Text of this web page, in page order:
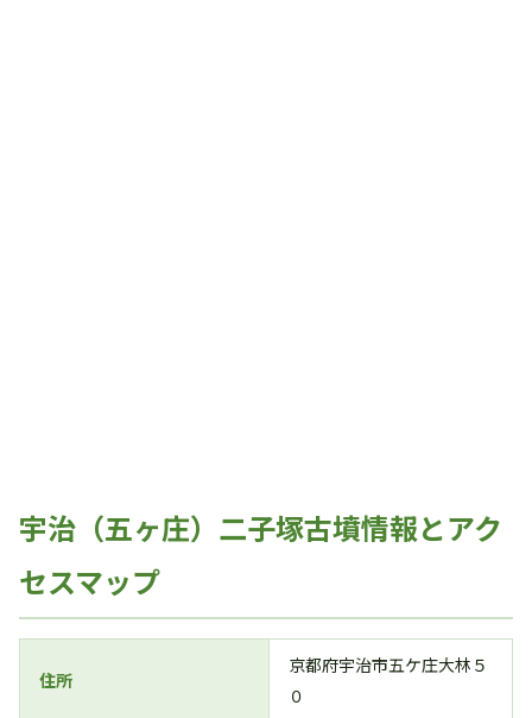
宇治（五ヶ庄）二子塚古墳情報とアク
セスマップ
住所
京都府宇治市五ケ庄大林５
０